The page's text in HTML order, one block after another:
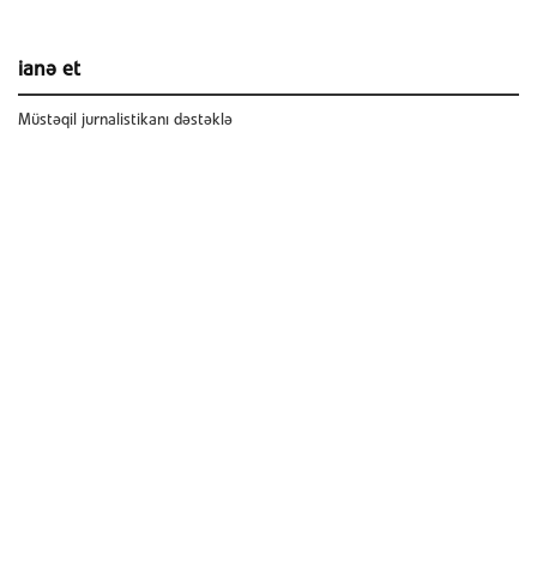
ianə et
Müstəqil jurnalistikanı dəstəklə